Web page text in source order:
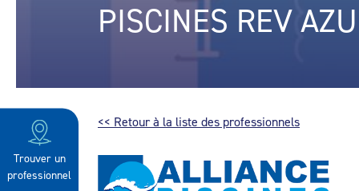
Trouver un
professionnel
PISCINES REV
<< Retour à la liste des professionnels